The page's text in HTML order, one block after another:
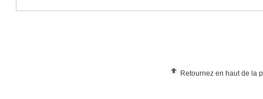
Retournez en haut de la